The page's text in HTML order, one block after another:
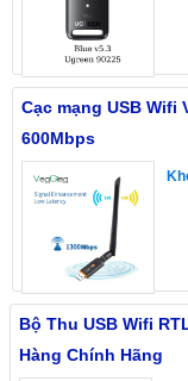
Cạc mạng USB Wifi
600Mbps
Bộ Thu USB Wifi
Hàng Chính Hãng